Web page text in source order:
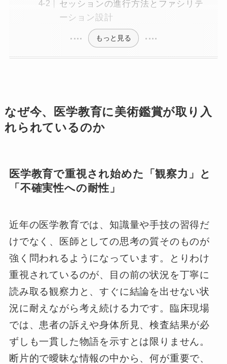
セッションの進行方法とファシリテ
ーション設計
もっと見る
なぜ今、医学教育に美術鑑賞が取り入
れられているのか
医学教育で重視され始めた「観察力」と
「不確実性への耐性」
近年の医学教育では、知識量や手技の習得だ
けでなく、医師としての思考の質そのものが
強く問われるようになっています。とりわけ
重視されているのが、目の前の状況を丁寧に
読み取る観察力と、すぐに結論を出せない状
況に耐えながら考え続ける力です。臨床現場
では、患者の訴えや身体所見、検査結果が必
ずしも一貫した物語を示すとは限りません。
断片的で曖昧な情報の中から、何が重要で、